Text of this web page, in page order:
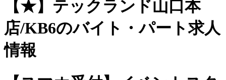
【★】テックランド山口本
店/KB6のバイト・パート求人
情報